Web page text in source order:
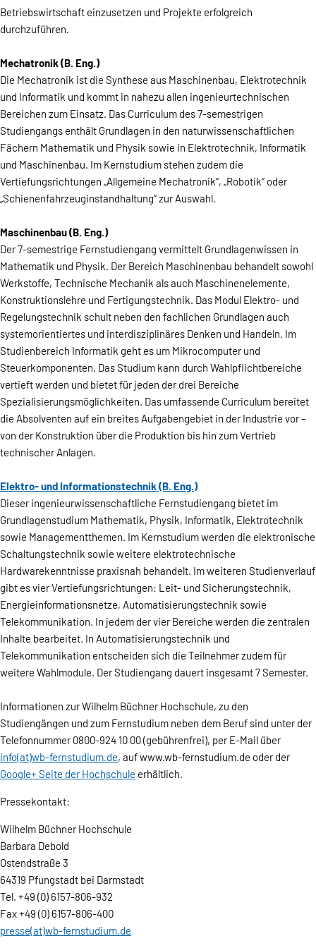
Betriebswirtschaft einzusetzen und Projekte erfolgreich
durchzuführen.
Mechatronik (B. Eng.)
Die Mechatronik ist die Synthese aus Maschinenbau, Elektrotechnik
und Informatik und kommt in nahezu allen ingenieurtechnischen
Bereichen zum Einsatz. Das Curriculum des 7-semestrigen
Studiengangs enthält Grundlagen in den naturwissenschaftlichen
Fächern Mathematik und Physik sowie in Elektrotechnik, Informatik
und Maschinenbau. Im Kernstudium stehen zudem die
Vertiefungsrichtungen „Allgemeine Mechatronik“, „Robotik“ oder
„Schienenfahrzeuginstandhaltung“ zur Auswahl.
Maschinenbau (B. Eng.)
Der 7-semestrige Fernstudiengang vermittelt Grundlagenwissen in
Mathematik und Physik. Der Bereich Maschinenbau behandelt sowohl
Werkstoffe, Technische Mechanik als auch Maschinenelemente,
Konstruktionslehre und Fertigungstechnik. Das Modul Elektro- und
Regelungstechnik schult neben den fachlichen Grundlagen auch
systemorientiertes und interdisziplinäres Denken und Handeln. Im
Studienbereich Informatik geht es um Mikrocomputer und
Steuerkomponenten. Das Studium kann durch Wahlpflichtbereiche
vertieft werden und bietet für jeden der drei Bereiche
Spezialisierungsmöglichkeiten. Das umfassende Curriculum bereitet
die Absolventen auf ein breites Aufgabengebiet in der Industrie vor –
von der Konstruktion über die Produktion bis hin zum Vertrieb
technischer Anlagen.
Elektro- und Informationstechnik (B. Eng.)
Dieser ingenieurwissenschaftliche Fernstudiengang bietet im
Grundlagenstudium Mathematik, Physik, Informatik, Elektrotechnik
sowie Managementthemen. Im Kernstudium werden die elektronische
Schaltungstechnik sowie weitere elektrotechnische
Hardwarekenntnisse praxisnah behandelt. Im weiteren Studienverlauf
gibt es vier Vertiefungsrichtungen: Leit- und Sicherungstechnik,
Energieinformationsnetze, Automatisierungstechnik sowie
Telekommunikation. In jedem der vier Bereiche werden die zentralen
Inhalte bearbeitet. In Automatisierungstechnik und
Telekommunikation entscheiden sich die Teilnehmer zudem für
weitere Wahlmodule. Der Studiengang dauert insgesamt 7 Semester.
Informationen zur Wilhelm Büchner Hochschule, zu den
Studiengängen und zum Fernstudium neben dem Beruf sind unter der
Telefonnummer 0800-924 10 00 (gebührenfrei), per E-Mail über
info(at)wb-fernstudium.de, auf www.wb-fernstudium.de oder der
Google+ Seite der Hochschule erhältlich.
Pressekontakt:
Wilhelm Büchner Hochschule
Barbara Debold
Ostendstraße 3
64319 Pfungstadt bei Darmstadt
Tel. +49 (0) 6157-806-932
Fax +49 (0) 6157-806-400
presse(at)wb-fernstudium.de